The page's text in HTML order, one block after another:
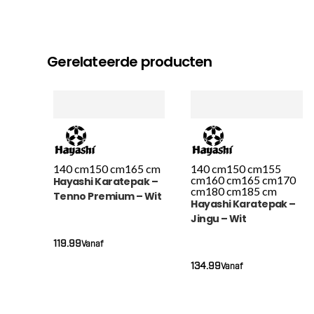
Gerelateerde producten
140 cm150 cm165 cm
Hayashi Karatepak –
Tenno Premium – Wit
Vanaf
119.99
140 cm150 cm155
cm160 cm165 cm170
cm180 cm185 cm
Hayashi Karatepak –
Jingu – Wit
Vanaf
134.99